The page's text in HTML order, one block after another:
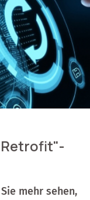
mehr sehen,